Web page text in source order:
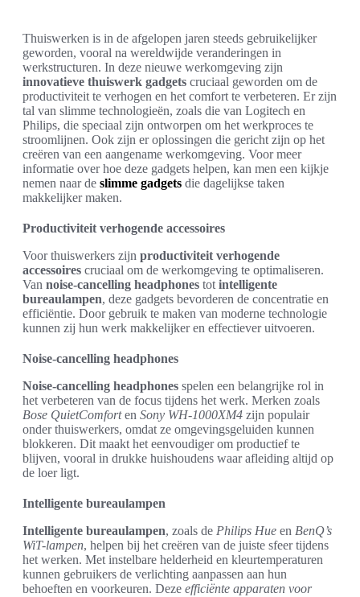
Thuiswerken is in de afgelopen jaren steeds gebruikelijker
geworden, vooral na wereldwijde veranderingen in
werkstructuren. In deze nieuwe werkomgeving zijn
innovatieve thuiswerk gadgets cruciaal geworden om de
productiviteit te verhogen en het comfort te verbeteren. Er zijn
tal van slimme technologieën, zoals die van Logitech en
Philips, die speciaal zijn ontworpen om het werkproces te
stroomlijnen. Ook zijn er oplossingen die gericht zijn op het
creëren van een aangename werkomgeving. Voor meer
informatie over hoe deze gadgets helpen, kan men een kijkje
nemen naar de slimme gadgets die dagelijkse taken
makkelijker maken.
Productiviteit verhogende accessoires
Voor thuiswerkers zijn productiviteit verhogende
accessoires cruciaal om de werkomgeving te optimaliseren.
Van noise-cancelling headphones tot intelligente
bureaulampen, deze gadgets bevorderen de concentratie en
efficiëntie. Door gebruik te maken van moderne technologie
kunnen zij hun werk makkelijker en effectiever uitvoeren.
Noise-cancelling headphones
Noise-cancelling headphones spelen een belangrijke rol in
het verbeteren van de focus tijdens het werk. Merken zoals
Bose QuietComforten Sony WH-1000XM4 zijn populair
onder thuiswerkers, omdat ze omgevingsgeluiden kunnen
blokkeren. Dit maakt het eenvoudiger om productief te
blijven, vooral in drukke huishoudens waar afleiding altijd op
de loer ligt.
Intelligente bureaulampen
Intelligente bureaulampen, zoals de Philips Hue en BenQ’s
WiT-lampen, helpen bij het creëren van de juiste sfeer tijdens
het werken. Met instelbare helderheid en kleurtemperaturen
kunnen gebruikers de verlichting aanpassen aan hun
behoeften en voorkeuren. Deze efficiënte apparaten voor